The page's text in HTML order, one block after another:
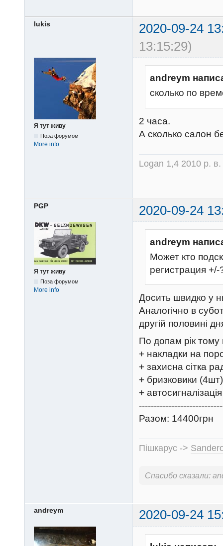
lukis
2020-09-24
13:15:29)
Я тут живу
Поза форумом
More info
andreym
сколько по
2 часа.
А сколько салон
Logan 1,4 2010 р.
PGP 2020-09-24
Я тут живу
Поза форумом
More info
andreym
Может кто
регистрация +/-
Досить швидко у
Аналогічно в
другій половині
По допам рік
+ накладки на
+ захисна сітка
+ бризковики (4шт)
+
Разом: 14400грн
Пішкарус ->
Спасибо сказали:
andreym 2020-09-24